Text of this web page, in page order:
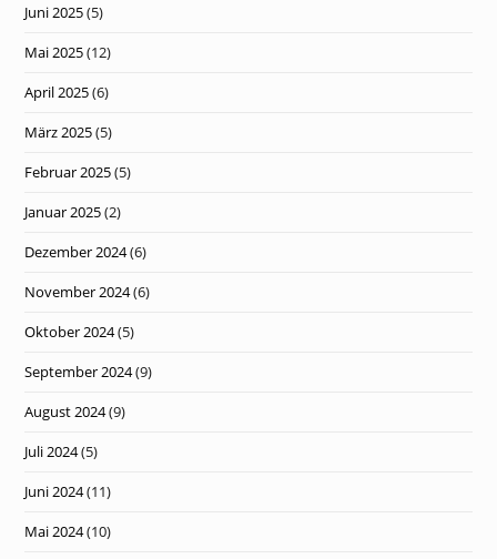
Juni 2025(5)
Mai 2025(12)
April 2025(6)
März 2025(5)
Februar 2025(5)
Januar 2025(2)
Dezember 2024(6)
November 2024(6)
Oktober 2024(5)
September 2024(9)
August 2024(9)
Juli 2024(5)
Juni 2024(11)
Mai 2024(10)